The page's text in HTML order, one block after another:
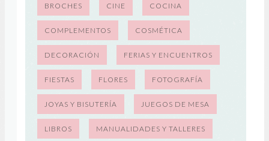
BROCHES CINE COCINA
COMPLEMENTOS COSMÉTICA
DECORACIÓN FERIAS Y ENCUENTROS
FIESTAS FLORES FOTOGRAFÍA
JOYAS Y BISUTERÍA JUEGOS DE MESA
LIBROS MANUALIDADES Y TALLERES